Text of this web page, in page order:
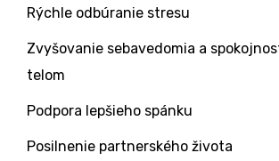
Rýchle odbúranie stresu
Zvyšovanie sebavedomia a
telom
Podpora lepšieho spánku
Posilnenie partnerského života